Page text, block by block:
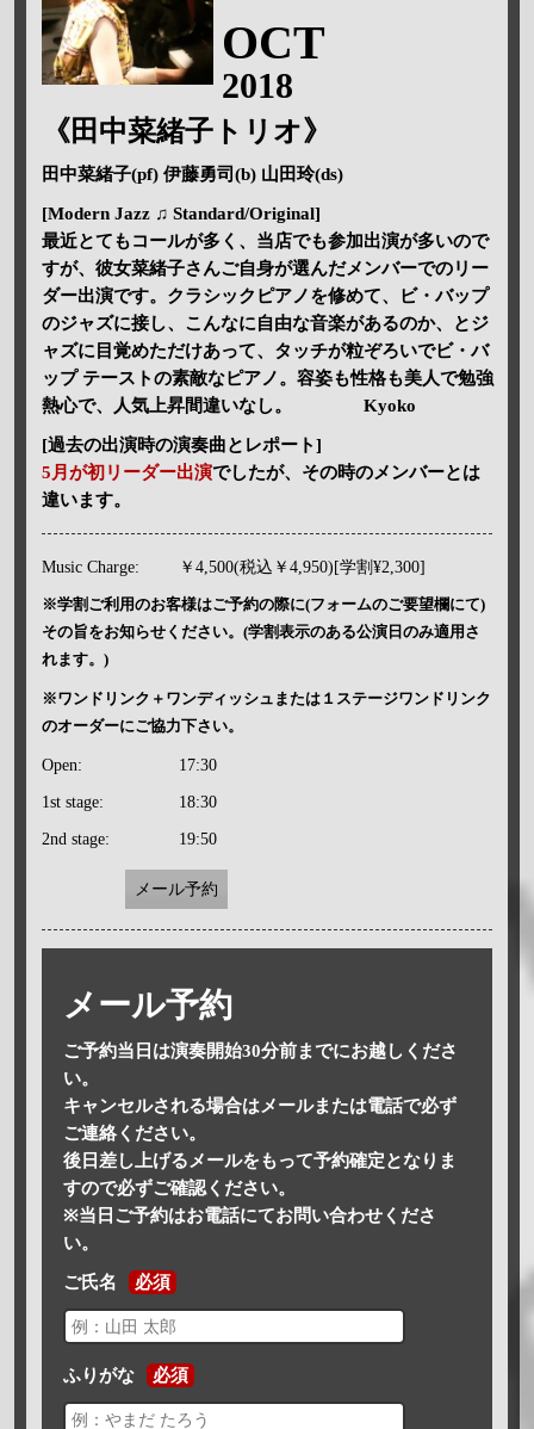
OCT
2018
《田中菜緒子トリオ》
田中菜緒子(pf) 伊藤勇司(b) 山田玲(ds)
[Modern Jazz ♫ Standard/Original]
最近とてもコールが多く、当店でも参加出演が多いので
すが、彼女菜緒子さんご自身が選んだメンバーでのリー
ダー出演です。クラシックピアノを修めて、ビ・バップ
のジャズに接し、こんなに自由な音楽があるのか、とジ
ャズに目覚めただけあって、タッチが粒ぞろいでビ・バ
ップ テーストの素敵なピアノ。容姿も性格も美人で勉強
熱心で、人気上昇間違いなし。 Kyoko
[過去の出演時の演奏曲とレポート]
5月が初リーダー出演でしたが、その時のメンバーとは
違います。
Music Charge: ￥4,500(税込￥4,950)[学割¥2,300]
※学割ご利用のお客様はご予約の際に(フォームのご要望欄にて)
その旨をお知らせください。(学割表示のある公演日のみ適用さ
れます。)
※ワンドリンク＋ワンディッシュまたは１ステージワンドリンク
のオーダーにご協力下さい。
Open: 17:30
1st stage: 18:30
2nd stage: 19:50
メール予約
メール予約
ご予約当日は演奏開始30分前までにお越しくださ
い。
キャンセルされる場合はメールまたは電話で必ず
ご連絡ください。
後日差し上げるメールをもって予約確定となりま
すので必ずご確認ください。
※当日ご予約はお電話にてお問い合わせくださ
い。
ご氏名 必須
ふりがな 必須